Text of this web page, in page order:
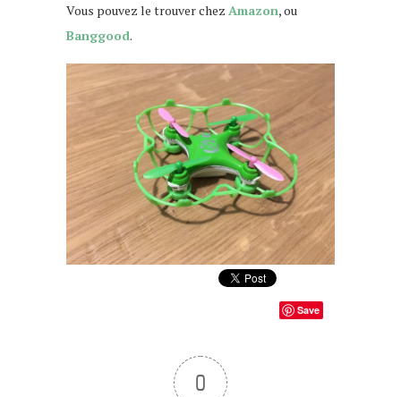
Vous pouvez le trouver chez Amazon, ou
Banggood.
Save
0